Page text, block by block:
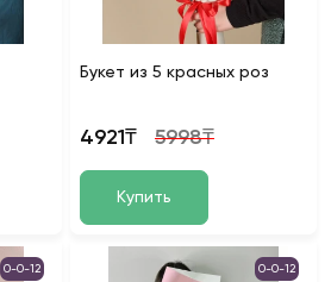
Букет из 5 красных роз
4921₸ 5998₸
Купить
0-0-12 0-0-12